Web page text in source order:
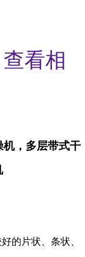
查看相
，多层带式干
的片状、条状、